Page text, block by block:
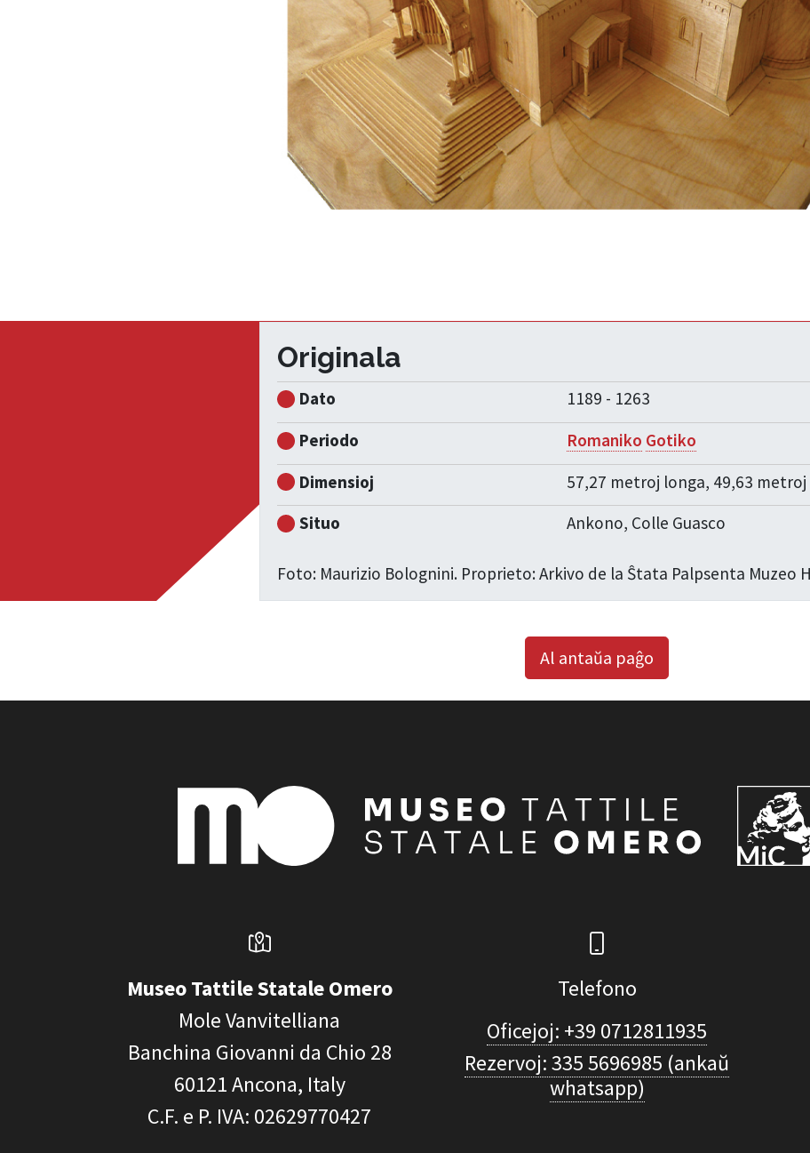
Originala
Dato
1189 - 1263
Periodo
Romaniko Gotiko
Dimensioj
57,27 metroj longa, 49,63 metroj
Situo
Ankono, Colle Guasco
Foto: Maurizio Bolognini. Proprieto: Arkivo de la Ŝtata Palpsenta Muzeo
Al antaŭa paĝo
Museo Tattile Statale Omero
Mole Vanvitelliana
Banchina Giovanni da Chio 28
60121Ancona, Italy
C.F. e P. IVA: 02629770427
Telefono
Oficejoj: +39 0712811935
Rezervoj: 335 5696985 (ankaŭ
whatsapp)